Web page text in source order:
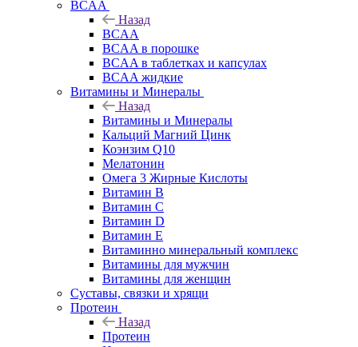
BCAA
Назад
BCAA
BCAA в порошке
BCAA в таблетках и капсулах
BCAA жидкие
Витамины и Минералы
Назад
Витамины и Минералы
Кальций Магний Цинк
Коэнзим Q10
Мелатонин
Омега 3 Жирные Кислоты
Витамин B
Витамин C
Витамин D
Витамин E
Витаминно минеральный комплекс
Витамины для мужчин
Витамины для женщин
Суставы, связки и хрящи
Протеин
Назад
Протеин